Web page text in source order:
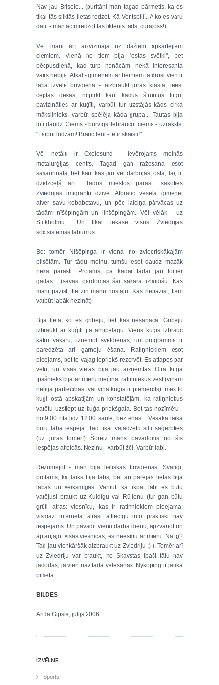
Nav jau Brisele... (puritāņi man tagad pārmetīs, ka es
tikai tās sliktās lietas redzot. Kā Ventspilī... A ko es varu
darīt - man acīmredzot tas liktenis tāds, čurājošs!)
Vēl mani arī aizvizināja uz dažiem apkārtējiem
ciemiem. Vienā no tiem bija "ostas svētki", bet
pēcpusdienā, kad turp nonācām, nekā interesanta
vairs nebija. Atkal - ģimenēm ar bērniem tā droši vien ir
laba izvēle brīvdienā - aizbraukt jūras krastā, ieēst
ceptas desas, nopirkt kaut kādus štruntus tirgū,
pavizināties ar kuģīti, varbūt tur uzstājās kāds cirka
mākslinieks, varbūt spēlēja kāda grupa... Tautas bija
ļoti daudz. Ciems - burvīgs. Iebraucot ciemā - uzraksts:
"Laipni lūdzam! Brauc lēni - te ir skaisti!"
Vēl netālu ir Oxelosund - ievērojams melnās
metalurģijas centrs. Tagad gan ražošana esot
sašaurināta, bet kaut kas jau vēl darbojas, osta, lai, ir,
dzelzceļš arī... Tādos miestos parasti sākoties
Zviedrijas imigrantu dzīve. Atbrauc vesela ģimene,
atver savu kebabotavu, un pēc laiciņa pārvācas uz
tādām nīšōpingām un linšōpingām. Vēl vēlāk - uz
Stokholmu... Un tikai iekasē visus Zviedrijas
soc.sistēmas labumus...
Bet tomēr Nīšōpinga ir viena no zviedriskākajām
pilsētām. Tur tādu melnu, tumšu esot daudz mazāk
nekā parasti. Protams, pa kādai tādai jau tomēr
gadās... (savas pārdomas šai sakarā izlaidīšu. Kas
mani pazīst, tie zin manu nostāju. Kas nepazīst, tiem
varbūt labāk nezināt)
Bija lieta, ko es gribēju, bet kas nesanāca. Gribēju
izbraukt ar kuģīti pa arhipelāgu. Viens kuģis izbrauc
katru vakaru, izņemot svētdienas, un programmā ir
paredzēta arī garneļu ēšana. Ratiņniekiem esot
pieejams, bet to vajag iepriekš rezervēt. Es attapos par
vēlu, un visas vietas bija jau aizņemtas. Otra kuģa
īpašnieks bija ar mieru mēģināt ratiņniekus vest (viņam
nebija pārliecības, vai viņa kuģis ir piemērots), mēs to
kuģi ostā apskatījām un konstatējām, ka ratiņniekus
varētu uzstiept uz kuģa priekšgala. Bet tas nozīmētu -
no 9:00 rītā līdz 12:00 saulē, bez ēnas... Vēsākā laikā
būtu laba iespēja. Tad tikai vajadzētu silti saģērbties
(uz jūras tomēr!) Šoreiz mans pavadonis no šīs
iespējas atteicās. Nezinu - varbūt žēl. Varbūt labi.
Rezumējot - man bija lieliskas brīvdienas. Svarīgi,
protams, ka laiks bija labs, bet arī pārējās lietas bija
labas un veiksmīgas. Varbūt, ka tikpat labi es būtu
varējusi braukt uz Kuldīgu vai Rūjienu (tur gan būtu
grūti atrast viesnīcu, kas ir ratiņniekiem pieejama;
vismaz internetā atrast attiecīgu info praktiski nav
iespējams. Un pavadīt vienu darba dienu, apzvanot un
aptaujājot visas viesnīcas, es neesmu ar mieru. Nafig?
Tad jau vienkāršāk aizbraukt uz Zviedriju ;) ). Tomēr arī
uz Zviedriju var braukt, no Skavstas īpaši tālu nav
jādodas, ja vien nav tāda vēlēšanās. Nykoping ir jauka
pilsēta.
BILDES
Anda Ģipsle, jūlijs 2006
IZVĒLNE
Sports